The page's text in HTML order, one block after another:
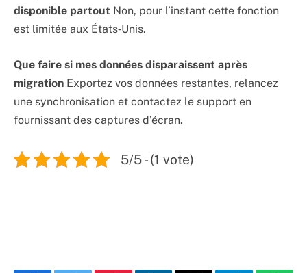
disponible partout Non, pour l’instant cette fonction
est limitée aux États‑Unis.
Que faire si mes données disparaissent après
migration Exportez vos données restantes, relancez
une synchronisation et contactez le support en
fournissant des captures d’écran.
5/5 - (1 vote)